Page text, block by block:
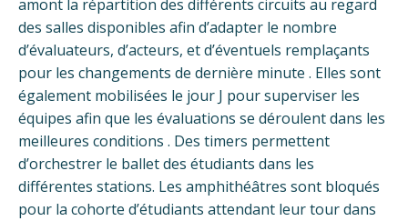
amont la répartition des différents circuits au regard
des salles disponibles afin d’adapter le nombre
d’évaluateurs, d’acteurs, et d’éventuels remplaçants
pour les changements de dernière minute . Elles sont
également mobilisées le jour J pour superviser les
équipes afin que les évaluations se déroulent dans les
meilleures conditions . Des timers permettent
d’orchestrer le ballet des étudiants dans les
différentes stations. Les amphithéâtres sont bloqués
pour la cohorte d’étudiants attendant leur tour dans